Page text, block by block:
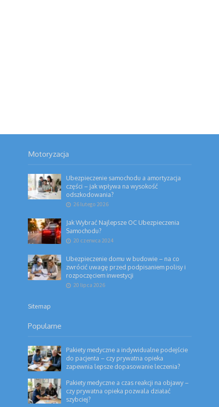
Motoryzacja
Ubezpieczenie samochodu a amortyzacja
części – jak wpływa na wysokość
odszkodowania?
26 lutego 2026
Jak Wybrać Najlepsze OC Ubezpieczenia
Samochodu?
20 czerwca 2024
Ubezpieczenie domu w budowie – na co
zwrócić uwagę przed podpisaniem polisy i
rozpoczęciem inwestycji
20 lipca 2026
Sitemap
Popularne
Pakiety medyczne a indywidualne podejście
do pacjenta – czy prywatna opieka
zapewnia lepsze dopasowanie leczenia?
Pakiety medyczne a czas reakcji na objawy –
czy prywatna opieka pozwala działać
szybciej?